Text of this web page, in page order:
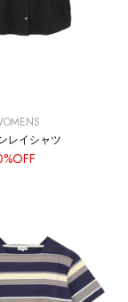
レイシャツ